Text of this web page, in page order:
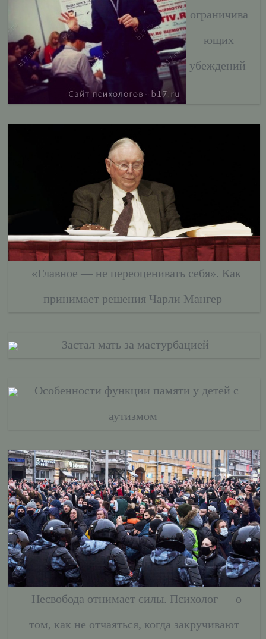
ограничива
ющих
убеждений
«Главное — не переоценивать себя». Как
принимает решения Чарли Мангер
Застал мать за мастурбацией
Особенности функции памяти у детей с
аутизмом
Несвобода отнимает силы. Психолог — о
том, как не отчаяться, когда закручивают